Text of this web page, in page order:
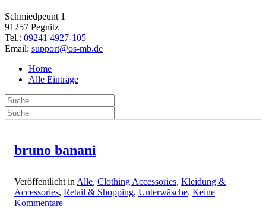
Schmiedpeunt 1
91257 Pegnitz
Tel.: 09241 4927-105
Email: support@os-mb.de
Home
Alle Einträge
bruno banani
Veröffentlicht in Alle, Clothing Accessories, Kleidung &
Accessories, Retail & Shopping, Unterwäsche. Keine
Kommentarezu